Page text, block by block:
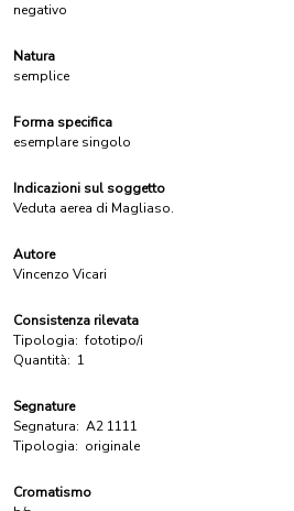
negativo
Natura
semplice
Forma specifica
esemplare singolo
Indicazioni sul soggetto
Veduta aerea di Magliaso.
Autore
Vincenzo Vicari
Consistenza rilevata
Tipologia: fototipo/i
Quantità: 1
Segnature
Segnatura: A2 1111
Tipologia: originale
Cromatismo